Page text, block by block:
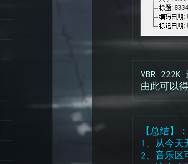
VBR 222K
由此可以
【总结】：
1、从今天
2、音乐区